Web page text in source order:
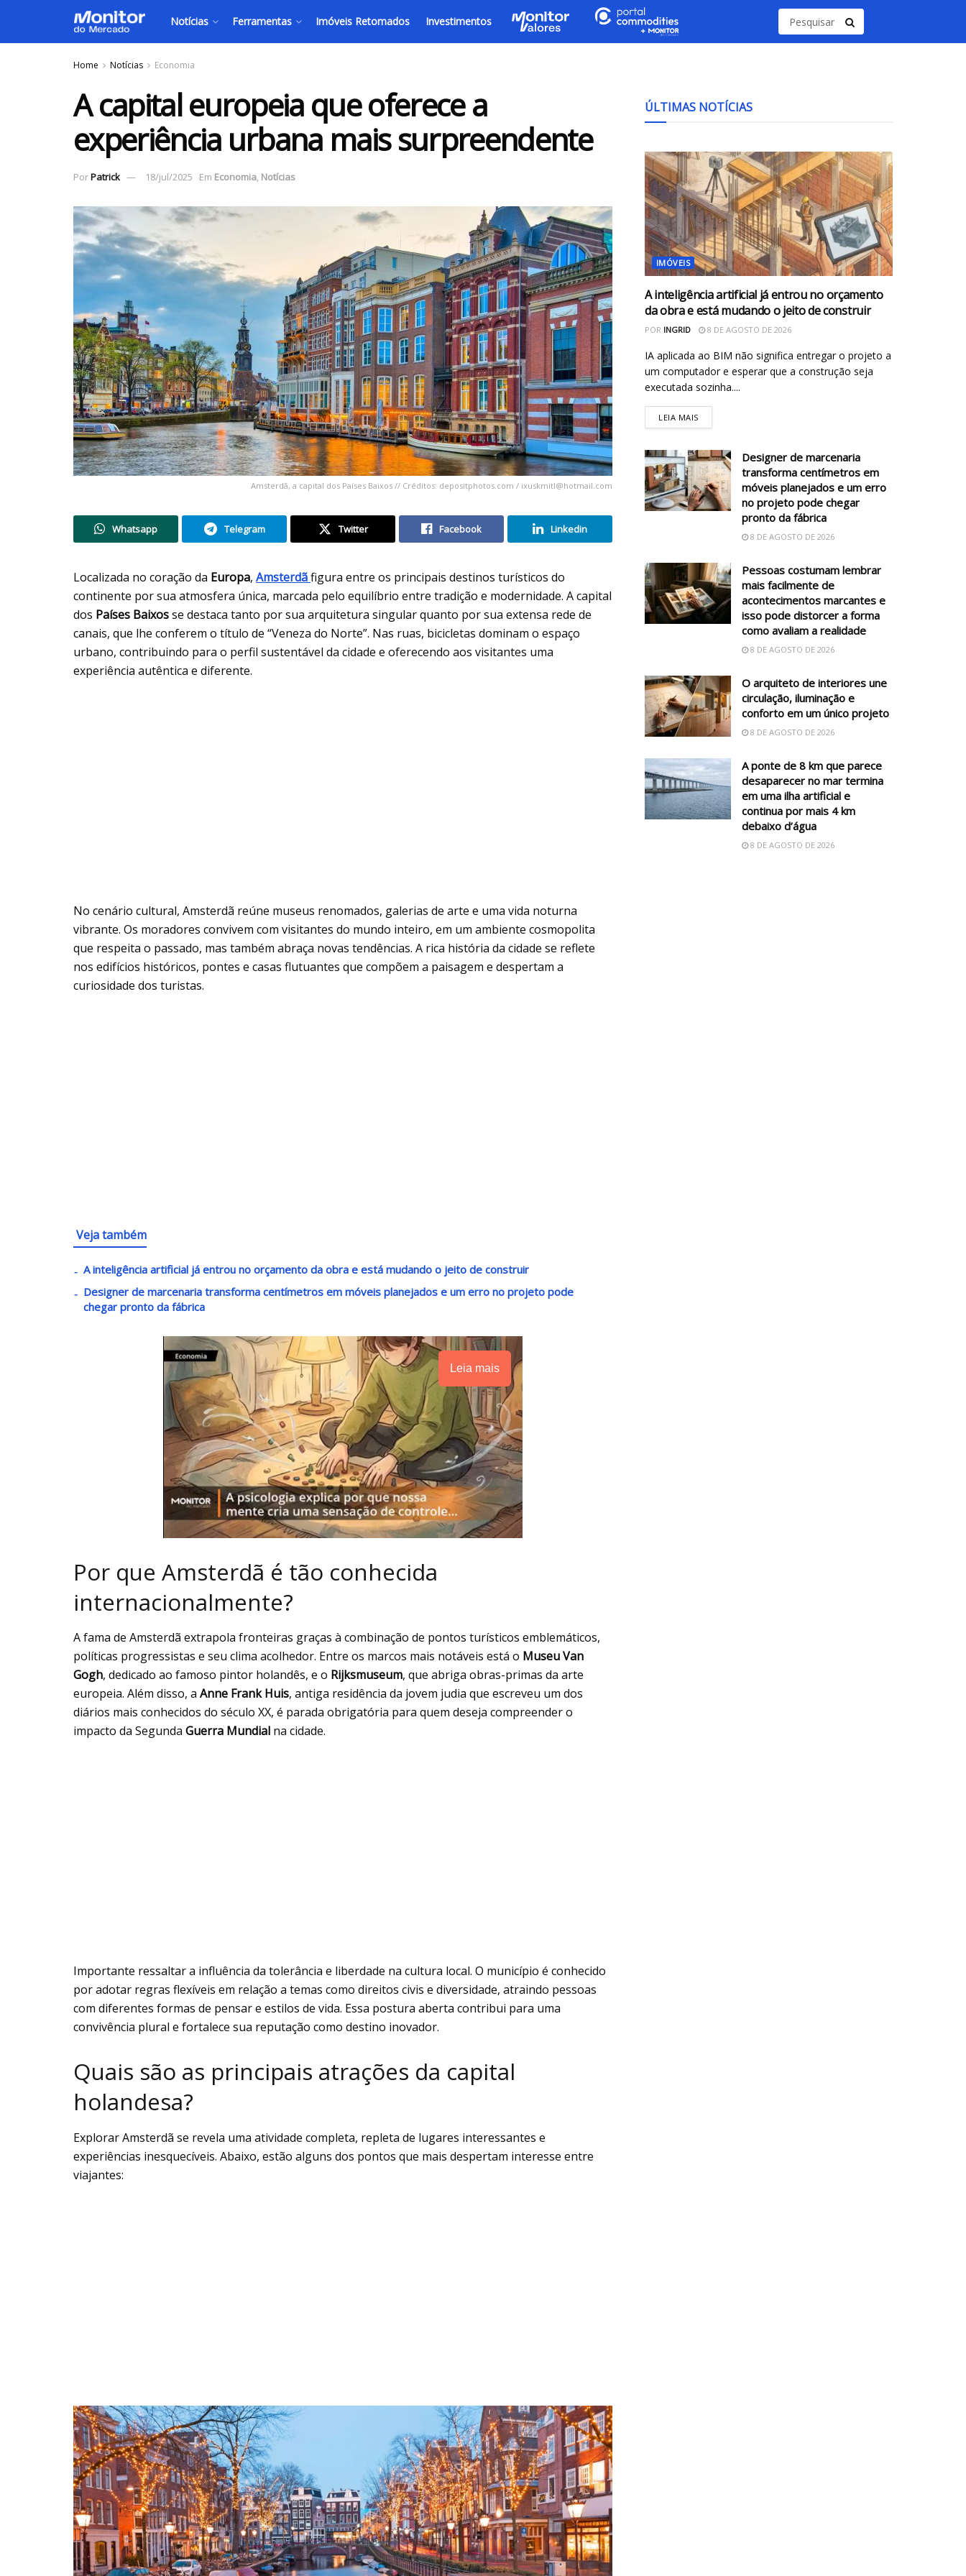
Notícias Ferramentas Imóveis Retomados Investimentos
Home Notícias Economia
A capital europeia que oferece a
experiência urbana mais surpreendente
PorPatrick 18/jul/2025 Em Economia, Notícias
Amsterdã, a capital dos Países Baixos // Créditos: depositphotos.com / ixuskmitl@hotmail.com
Whatsapp Telegram Twitter Facebook Linkedin
Localizada no coração da Europa, Amsterdãfigura entre os principais destinos turísticos do
continente por sua atmosfera única, marcada pelo equilíbrio entre tradição e modernidade. A capital
dos Países Baixosse destaca tanto por sua arquitetura singular quanto por sua extensa rede de
canais, que lhe conferem o título de “Veneza do Norte”. Nas ruas, bicicletas dominam o espaço
urbano, contribuindo para o perfil sustentável da cidade e oferecendo aos visitantes uma
experiência autêntica e diferente.
No cenário cultural, Amsterdã reúne museus renomados, galerias de arte e uma vida noturna
vibrante. Os moradores convivem com visitantes do mundo inteiro, em um ambiente cosmopolita
que respeita o passado, mas também abraça novas tendências. A rica história da cidade se reflete
nos edifícios históricos, pontes e casas flutuantes que compõem a paisagem e despertam a
curiosidade dos turistas.
Veja também
A inteligência artificial já entrou no orçamento da obra e está mudando o jeito de construir
Designer de marcenaria transforma centímetros em móveis planejados e um erro no projeto pode
chegar pronto da fábrica
Leia mais
Por que Amsterdã é tão conhecida
internacionalmente?
A fama de Amsterdã extrapola fronteiras graças à combinação de pontos turísticos emblemáticos,
políticas progressistas e seu clima acolhedor. Entre os marcos mais notáveis está o Museu Van
Gogh, dedicado ao famoso pintor holandês, e o Rijksmuseum, que abriga obras-primas da arte
europeia. Além disso, a Anne Frank Huis, antiga residência da jovem judia que escreveu um dos
diários mais conhecidos do século XX, é parada obrigatória para quem deseja compreender o
impacto da Segunda Guerra Mundial na cidade.
Importante ressaltar a influência da tolerância e liberdade na cultura local. O município é conhecido
por adotar regras flexíveis em relação a temas como direitos civis e diversidade, atraindo pessoas
com diferentes formas de pensar e estilos de vida. Essa postura aberta contribui para uma
convivência plural e fortalece sua reputação como destino inovador.
Quais são as principais atrações da capital
holandesa?
Explorar Amsterdã se revela uma atividade completa, repleta de lugares interessantes e
experiências inesquecíveis. Abaixo, estão alguns dos pontos que mais despertam interesse entre
viajantes:
ÚLTIMAS NOTÍCIAS
IMÓVEIS
A inteligência artificial já entrou no orçamento
da obra e está mudando o jeito de construir
POR INGRID 8 DE AGOSTO DE 2026
IA aplicada ao BIM não significa entregar o projeto a
um computador e esperar que a construção seja
executada sozinha....
LEIA MAIS
Designer de marcenaria
transforma centímetros em
móveis planejados e um erro
no projeto pode chegar
pronto da fábrica
8 DE AGOSTO DE 2026
Pessoas costumam lembrar
mais facilmente de
acontecimentos marcantes e
isso pode distorcer a forma
como avaliam a realidade
8 DE AGOSTO DE 2026
O arquiteto de interiores une
circulação, iluminação e
conforto em um único projeto
8 DE AGOSTO DE 2026
A ponte de 8 km que parece
desaparecer no mar termina
em uma ilha artificial e
continua por mais 4 km
debaixo d’água
8 DE AGOSTO DE 2026